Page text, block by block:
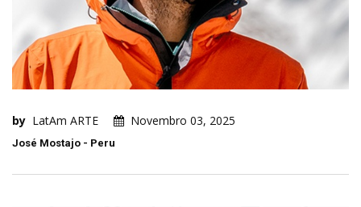
by LatAm ARTE Novembro 03, 2025
José Mostajo - Peru